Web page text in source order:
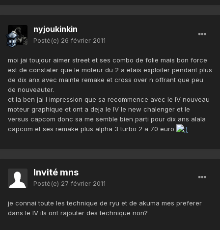
nyjoukinkin
Posté(e) 26 février 2011
moi jai toujour aimer street et ses combo de folie mais bon force
est de constater que le moteur du 2 a etais exploiter pendant plus
de dix anx avec mainte remake et cross over n offrant que peu
de nouveauter.
et la ben jai l impression que sa recommence avec le IV nouveau
moteur graphique et ont a deja le IV le new chalenger et le
versus capcom donc sa me semble bien parti pour dix ans alala
capcom et ses remake plus alpha 3 turbo 2 a 70 euro
Invité mns
Posté(e) 27 février 2011
je connai toute les technique de ryu et de akuma mes preferer
dans le IV ils ont rajouter des technique non?